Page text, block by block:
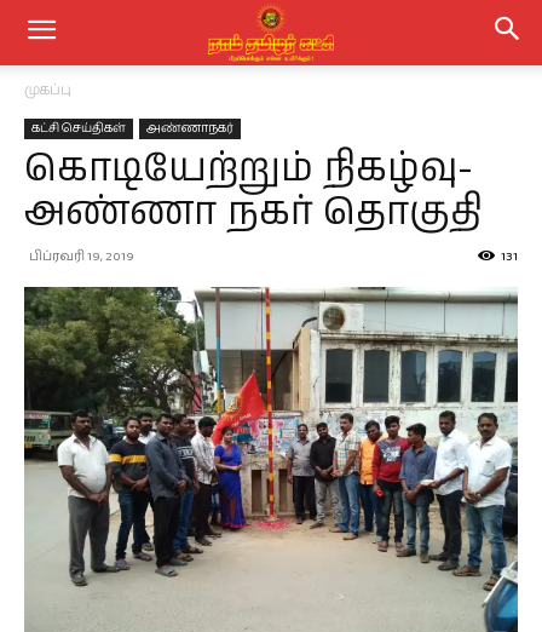
முகப்பு
கட்சி செய்திகள் அண்ணாநகர்
கொடியேற்றும் நிகழ்வு-
அண்ணா நகர் தொகுதி
பிப்ரவரி 19, 2019 131